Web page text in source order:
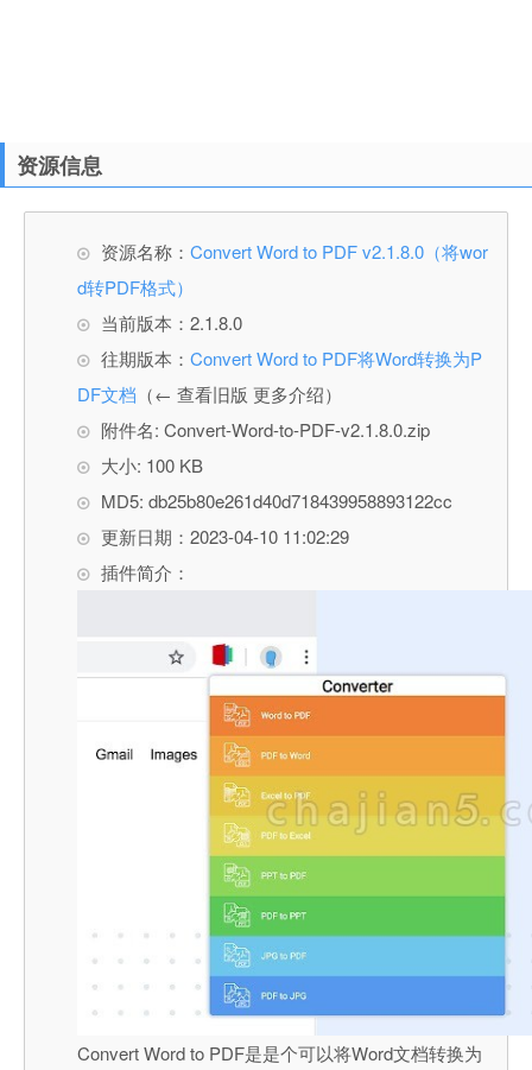
资源信息
资源名称： Convert Word to PDF v2.1.8.0（将wor
d转PDF格式）
当前版本：2.1.8.0
往期版本： Convert Word to PDF将Word转换为P
DF文档 （← 查看旧版 更多介绍）
附件名: Convert-Word-to-PDF-v2.1.8.0.zip
大小: 100 KB
MD5: db25b80e261d40d718439958893122cc
更新日期：2023-04-10 11:02:29
插件简介：
Convert Word to PDF是是个可以将Word文档转换为